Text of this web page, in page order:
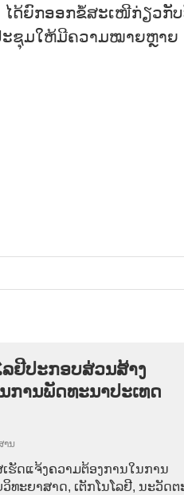
ໄດ້ຍົກອອກຂໍ້ສະເໜີກ່ຽວກັ
ະຊຸມໃຫ້ມີຄວາມໝາຍຫຼາຍ
ລ​ຢີ​ປະ​ກອບ​ສ່ວນ​ສ້າງ​
ການ​ພັດ​ທະ​ນາ​ປະ​ເທດ​
ານ
ຮັດ​ແຈ້ງ​ຄວາມ​ຕ້ອງ​ການ​ໃນ​ການ​
ທະ​ຍາ​ສາດ, ເຕັກ​ໂນ​ໂລ​ຢີ, ນະ​ວັດ​ຕ